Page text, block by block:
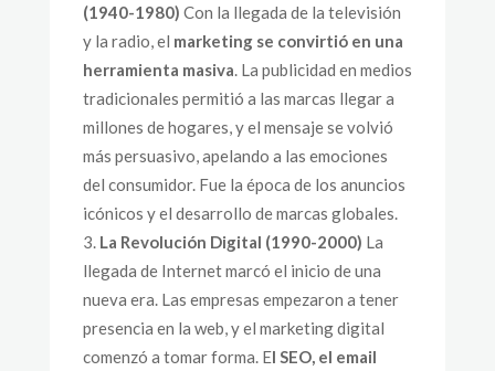
(1940-1980) Con la llegada de la televisión
y la radio, el marketing se convirtió en una
herramienta masiva. La publicidad en medios
tradicionales permitió a las marcas llegar a
millones de hogares, y el mensaje se volvió
más persuasivo, apelando a las emociones
del consumidor. Fue la época de los anuncios
icónicos y el desarrollo de marcas globales.
La Revolución Digital (1990-2000) La
llegada de Internet marcó el inicio de una
nueva era. Las empresas empezaron a tener
presencia en la web, y el marketing digital
comenzó a tomar forma. El SEO, el email